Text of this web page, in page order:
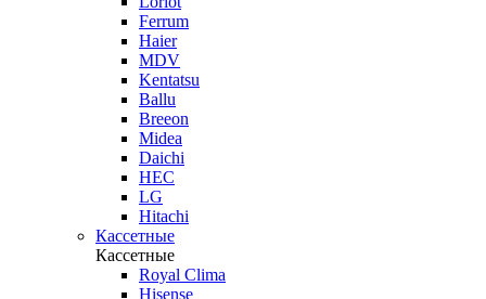
Ferrum
Haier
MDV
Kentatsu
Ballu
Breeon
Midea
Daichi
HEC
LG
Hitachi
Кассетные
Кассетные
Royal Clima
Hisense